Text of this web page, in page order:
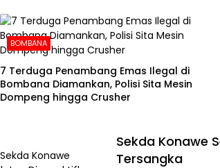
BOMBANA
7 Terduga Penambang Emas Ilegal di
Bombana Diamankan, Polisi Sita Mesin
Dompeng hingga Crusher
Sekda Konawe
Tersangka